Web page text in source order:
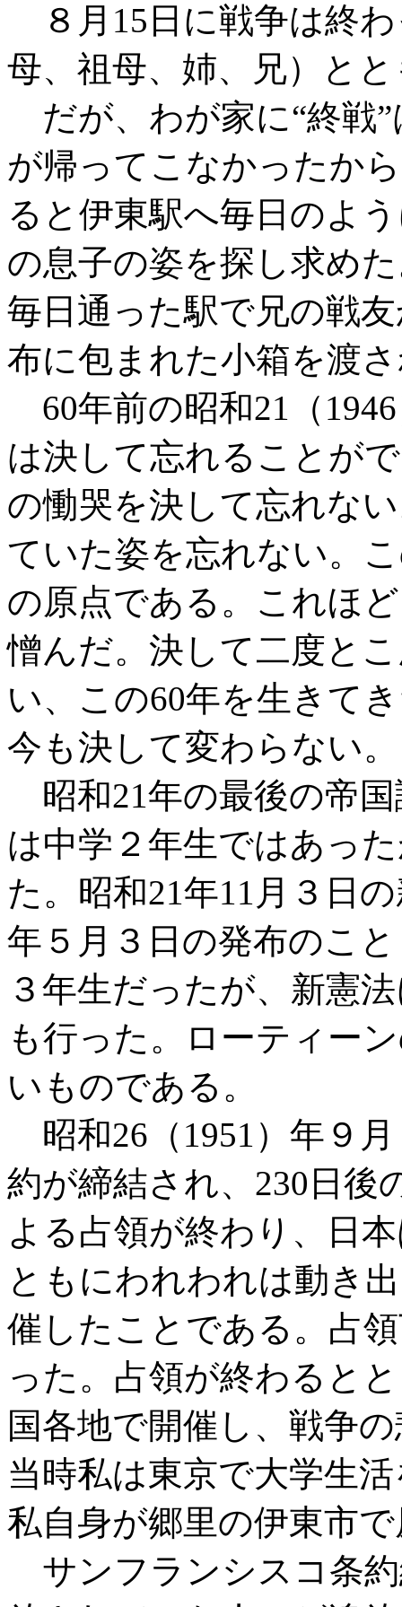
８月15日に戦争は終
母、祖母、姉、兄）と
だが、わが家に“終戦
が帰ってこなかったか
ると伊東駅へ毎日のよ
の息子の姿を探し求め
毎日通った駅で兄の戦
布に包まれた小箱を渡
60年前の昭和21（
は決して忘れることが
の慟哭を決して忘れな
ていた姿を忘れない。
の原点である。これほ
憎んだ。決して二度と
い、この60年を生きて
今も決して変わらない。
昭和21年の最後の帝
は中学２年生ではあっ
た。昭和21年11月３日
年５月３日の発布のこ
３年生だったが、新憲
も行った。ローティー
いものである。
昭和26（1951）年９
約が締結され、230日後
よる占領が終わり、日
ともにわれわれは動
催したことである。占
った。占領が終わると
国各地で開催し、戦争
当時私は東京で大学生
私自身が郷里の伊東市
サンフランシスコ条